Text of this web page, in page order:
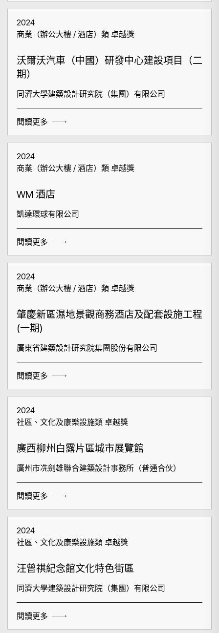
2024
商業（辦公大樓 / 酒店）類 卓越獎
沃爾沃汽車（中國）研發中心建設項目（二
期）
同濟大學建築設計研究院（集團）有限公司
閱讀更多
2024
商業（辦公大樓 / 酒店）類 卓越獎
WM 酒店
凱達環球有限公司
閱讀更多
2024
商業（辦公大樓 / 酒店）類 卓越獎
肇慶新區濕地景觀商務酒店及配套設施工程
(一期)
廣東省建築設計研究院集團股份有限公司
閱讀更多
2024
社區、文化及康樂設施類 卓越獎
廣西柳州白露片區城市展覽館
廣州市冼劍雄聯合建築設計事務所（普通合伙）
閱讀更多
2024
社區、文化及康樂設施類 卓越獎
汪曾祺紀念館文化特色街區
同濟大學建築設計研究院（集團）有限公司
閱讀更多